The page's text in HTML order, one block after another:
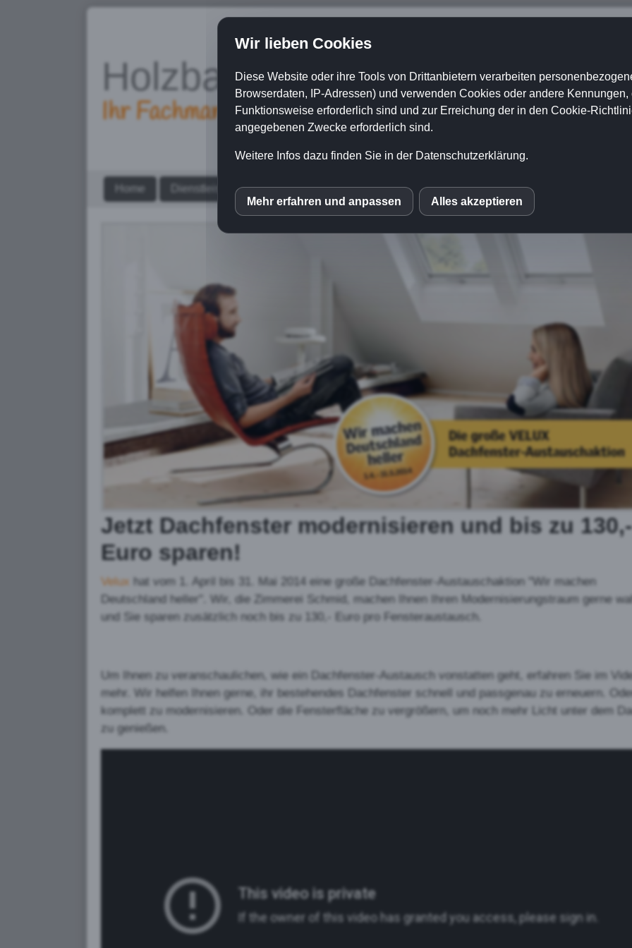
Holzbau Schmid GmbH
Ihr Fachmann in Sachen Holz |+49179 474 30 14
Home Dienstleistungen Über uns Kontakt News
Jetzt Dachfenster modernisieren und bis zu 130,-
Euro sparen!
Velux hat vom 1. April bis 31. Mai 2014 eine große Dachfenster-Austauschaktion "Wir machen
Deutschland heller". Wir, die Zimmerei Schmid, machen Ihnen Ihren Modernisierungstraum gerne
und Sie sparen zusätzlich noch bis zu 130,- Euro pro Fensteraustausch.
Um Ihnen zu veranschaulichen, wie ein Dachfenster-Austausch vonstatten geht, erfahren Sie im
mehr. Wir helfen Ihnen gerne, ihr bestehendes Dachfenster schnell und passgenau zu erneuern.
komplett zu modernisieren. Oder die Fensterfläche zu vergrößern, um noch mehr Licht unter dem
zu genießen.
Wir lieben Cookies
Diese Website oder ihre Tools von Drittanbietern verarbeiten
Browserdaten, IP-Adressen) und verwenden Cookies oder andere Kennungen,
Funktionsweise erforderlich sind und zur Erreichung der in den Cookie-
angegebenen Zwecke erforderlich sind.
Weitere Infos dazu finden Sie in der Datenschutzerklärung.
inCMS
Mehr erfahren und anpassen Alles akzeptieren